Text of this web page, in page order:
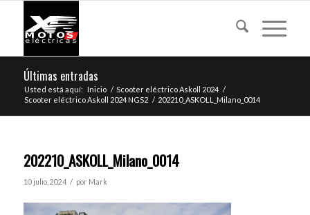
Últimas entradas
Usted está aquí: Inicio / Scooter eléctrico Askoll 2024 /
Scooter eléctrico Askoll 2024 NGS2 / 202210_ASKOLL_Milano_0014
202210_ASKOLL_Milano_0014
10 julio, 2024 / por Mark